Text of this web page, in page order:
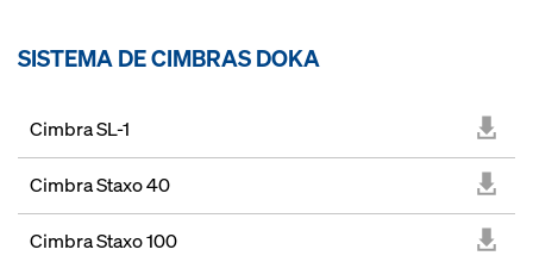
SISTEMA DE CIMBRAS DOKA
Cimbra SL-1
Cimbra Staxo 40
Cimbra Staxo 100